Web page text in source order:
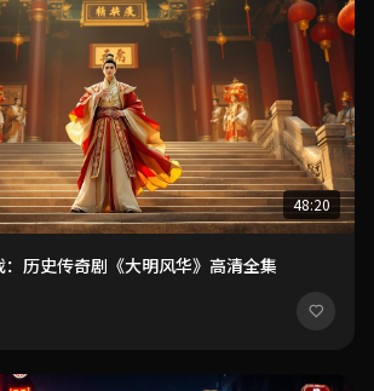
48:20
历史传奇剧《大明风华》高清全集